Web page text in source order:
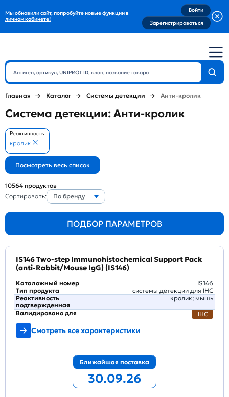
Мы обновили сайт, попробуйте новые функции в
личном кабинете!
Войти
Зарегистрироваться
Главная Каталог Системы детекции Анти-кролик
Система детекции: Анти-кролик
Реактивность
кролик
10564 продуктов
Сортировать:
По бренду
IS146 Two-step Immunohistochemical Support Pack
(anti-Rabbit/Mouse IgG) (IS146)
Каталожный номер
IS146
Тип продукта
системы детекции для IHC
Реактивность
подтвержденная
кролик; мышь
Валидировано для
IHC
Смотреть все характеристики
Ближайшая поставка
30.09.26
ПОДБОР ПАРАМЕТРОВ